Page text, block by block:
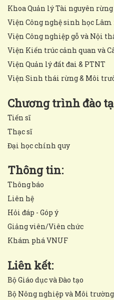
Khoa Quản lý Tài nguyên
Viện Công nghệ sinh học
Viện Công nghiệp gỗ và Nội
Viện Kiến trúc cảnh quan và
Viện Quản lý đất đai & PTNT
Viện Sinh thái rừng & Môi
Chương trình đào
Tiến sĩ
Thạc sĩ
Đại học chính quy
Thông tin:
Thông báo
Liên hệ
Hỏi đáp - Góp ý
Giảng viên/Viên chức
Khám phá VNUF
Liên kết:
Bộ Giáo dục và Đào tạo
Bộ Nông nghiệp và Môi trường